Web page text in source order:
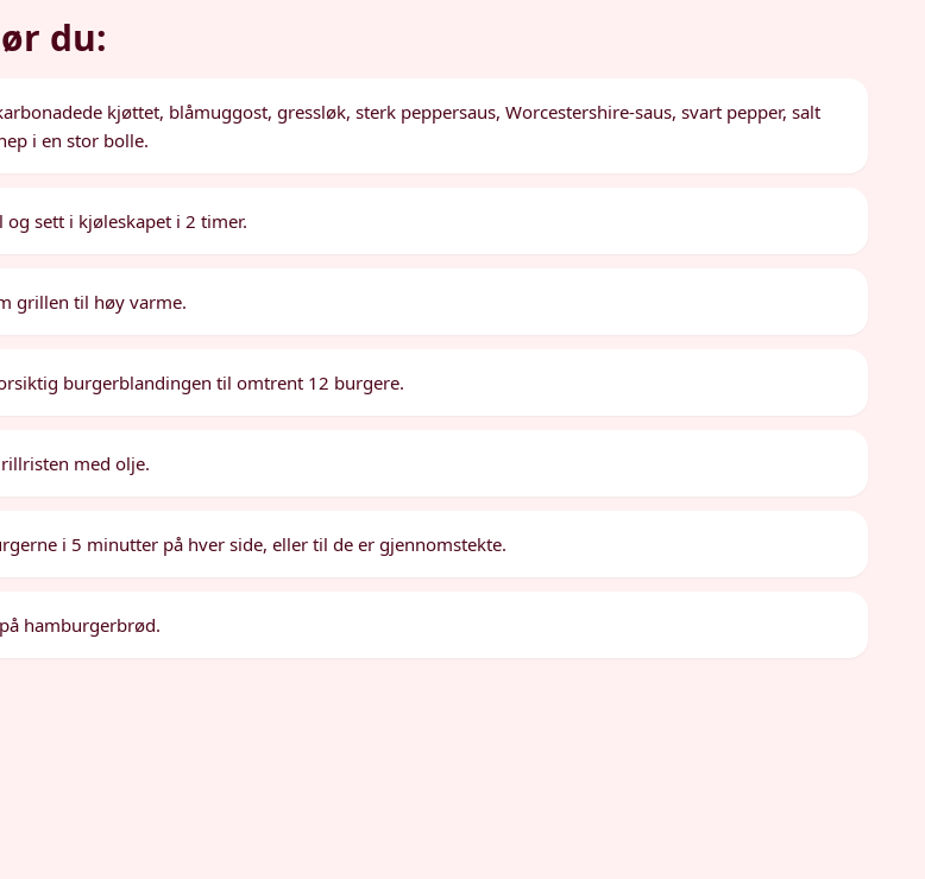
du:
kjøttet, blåmuggost, gressløk, sterk peppersaus, Worcestershire-saus, svart pepper, salt
i en stor bolle.
og sett i kjøleskapet i 2 timer.
grillen til høy varme.
burgerblandingen til omtrent 12 burgere.
med olje.
i 5 minutter på hver side, eller til de er gjennomstekte.
hamburgerbrød.